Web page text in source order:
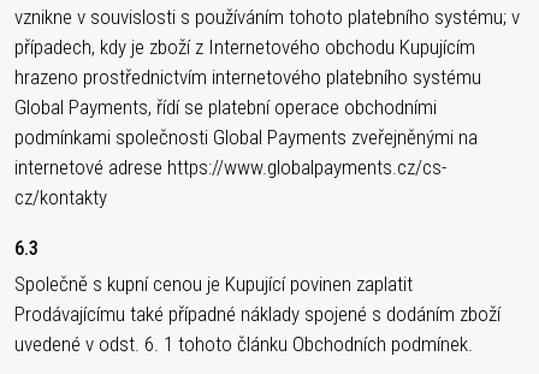
vznikne v souvislosti s používáním tohoto platebního systému; v
případech, kdy je zboží z Internetového obchodu Kupujícím
hrazeno prostřednictvím internetového platebního systému
Global Payments, řídí se platební operace obchodními
podmínkami společnosti Global Payments zveřejněnými na
internetové adrese https://www.globalpayments.cz/cs-
cz/kontakty
6.3
Společně s kupní cenou je Kupující povinen zaplatit
Prodávajícímu také případné náklady spojené s dodáním zboží
uvedené v odst. 6. 1 tohoto článku Obchodních podmínek.